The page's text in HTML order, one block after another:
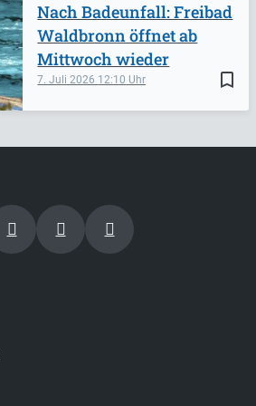
bookmark_border
7. Juli 2026 12:10
Nach Badeunfall: Freibad
Waldbronn öffnet ab
Mittwoch wieder